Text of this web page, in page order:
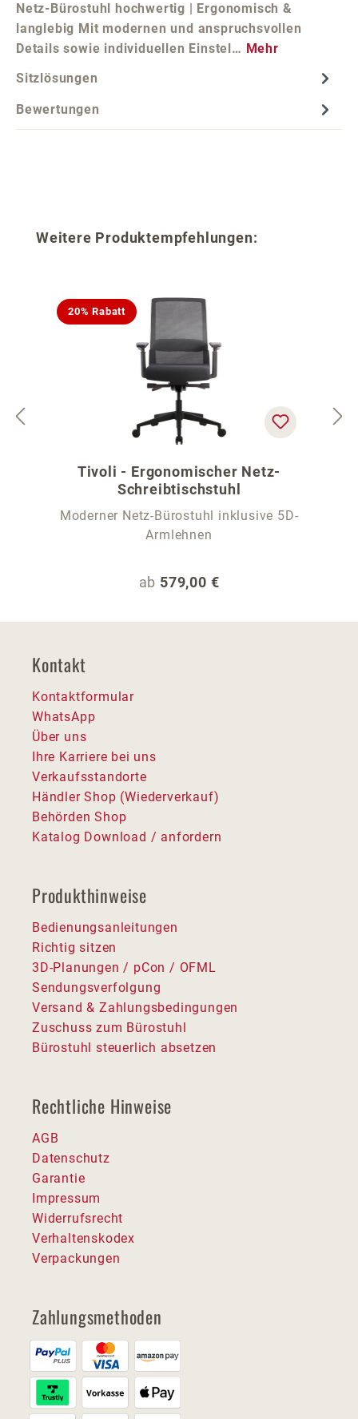
Netz-Bürostuhl hochwertig | Ergonomisch &
langlebig Mit modernen und anspruchsvollen
Details sowie individuellen Einstel… Mehr
Sitzlösungen
Bewertungen
Produktgalerie überspringen
Weitere Produktempfehlungen:
20% Rabatt
Tivoli - Ergonomischer Netz-
Schreibtischstuhl
Moderner Netz-Bürostuhl inklusive 5D-
Armlehnen
Regulärer Preis:
ab 579,00 €
Kontakt
Kontaktformular
WhatsApp
Über uns
Ihre Karriere bei uns
Verkaufsstandorte
Händler Shop (Wiederverkauf)
Behörden Shop
Katalog Download / anfordern
Produkthinweise
Bedienungsanleitungen
Richtig sitzen
3D-Planungen / pCon / OFML
Sendungsverfolgung
Versand & Zahlungsbedingungen
Zuschuss zum Bürostuhl
Bürostuhl steuerlich absetzen
Rechtliche Hinweise
AGB
Datenschutz
Garantie
Impressum
Widerrufsrecht
Verhaltenskodex
Verpackungen
Zahlungsmethoden